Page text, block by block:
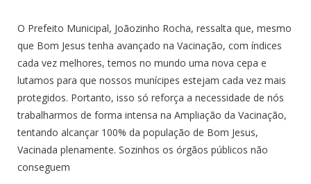
O Prefeito Municipal, Joãozinho Rocha, ressalta que, mesmo
que Bom Jesus tenha avançado na Vacinação, com índices
cada vez melhores, temos no mundo uma nova cepa e
lutamos para que nossos munícipes estejam cada vez mais
protegidos. Portanto, isso só reforça a necessidade de nós
trabalharmos de forma intensa na Ampliação da Vacinação,
tentando alcançar 100% da população de Bom Jesus,
Vacinada plenamente. Sozinhos os órgãos públicos não
conseguem